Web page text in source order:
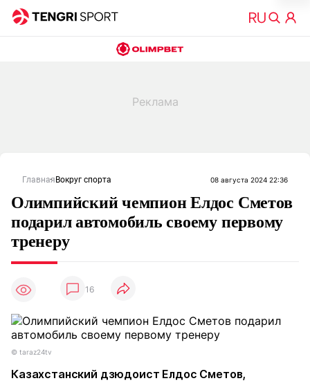
Главная Вокруг спорта 08 августа 2024 22:36
Олимпийский чемпион Елдос Сметов
подарил автомобиль своему первому
тренеру
16
©️ taraz24tv
Казахстанский дзюдоист Елдос Сметов,